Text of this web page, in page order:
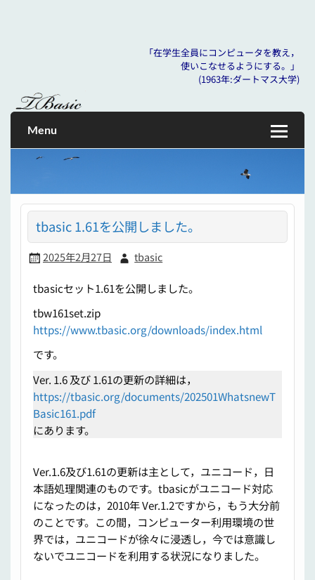
「在学生全員にコンピュータを教え，
使いこなせるようにする。」
(1963年:ダートマス大学)
content
tbasic
「在学生全員にコンピュータを教え， 使いこなせるように
する。」 (1963年:ダートマス大学)
Menu
tbasic 1.61を公開しました。
2025年2月27日 tbasic
tbasicセット1.61を公開しました。
tbw161set.zip
https://www.tbasic.org/downloads/index.html
です。
Ver. 1.6 及び 1.61の更新の詳細は，
https://tbasic.org/documents/202501WhatsnewT
Basic161.pdf
にあります。
Ver.1.6及び1.61の更新は主として，ユニコード，日
本語処理関連のものです。tbasicがユニコード対応
になったのは，2010年 Ver.1.2ですから，もう大分前
のことです。この間，コンピューター利用環境の世
界では，ユニコードが徐々に浸透し，今では意識し
ないでユニコードを利用する状況になりました。